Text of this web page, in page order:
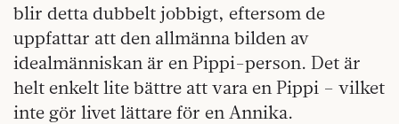
blir detta dubbelt jobbigt, eftersom de
uppfattar att den allmänna bilden av
idealmänniskan är en Pippi-person. Det är
helt enkelt lite bättre att vara en Pippi – vilket
inte gör livet lättare för en Annika.